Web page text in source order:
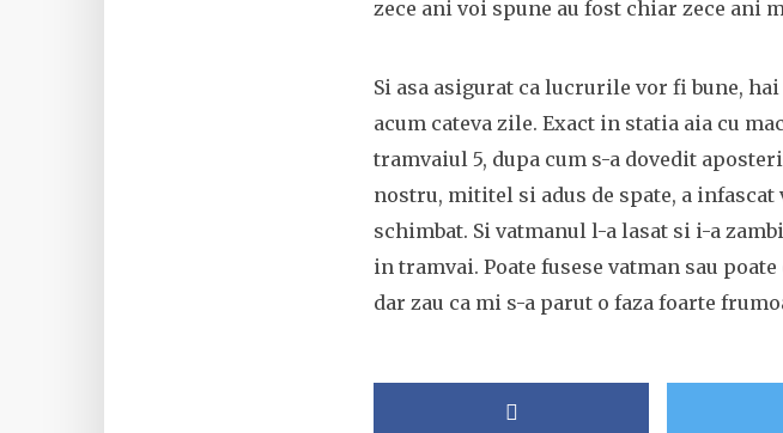
zece ani voi spune au fost chiar zece ani
Si asa asigurat ca lucrurile vor fi bune,
acum cateva zile. Exact in statia aia cu
tramvaiul 5, dupa cum s-a dovedit
nostru, mititel si adus de spate, a
schimbat. Si vatmanul l-a lasat si i-a
in tramvai. Poate fusese vatman sau
dar zau ca mi s-a parut o faza foarte